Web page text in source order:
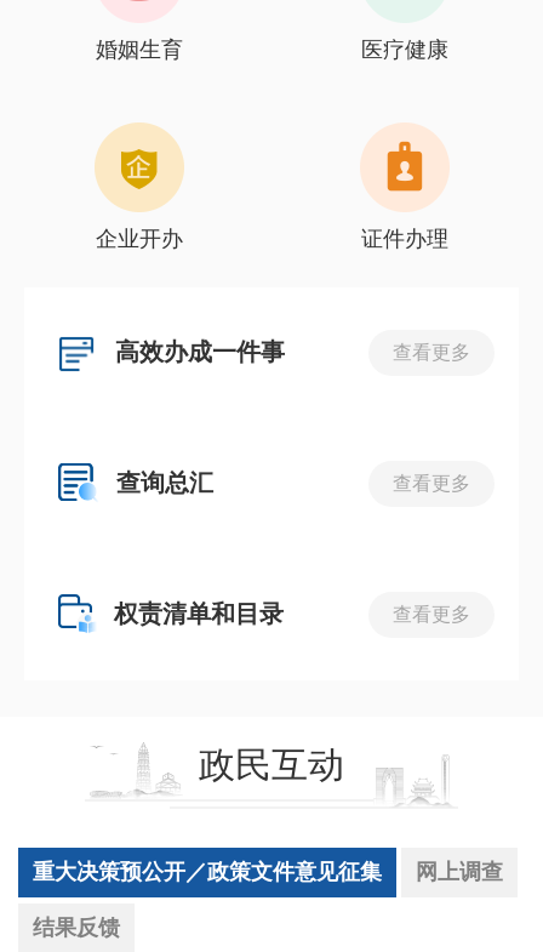
婚姻生育 医疗健康
企业开办 证件办理
高效办成一件事 查看更多
查询总汇 查看更多
权责清单和目录 查看更多
政民互动
重大决策预公开／政策文件意见征集 网上调查
结果反馈